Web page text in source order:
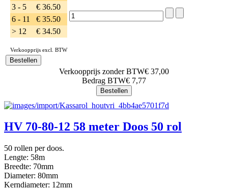
3 - 5
€ 36.50
6 - 11
€ 35.50
> 12
€ 34.50
Verkoopprijs excl. BTW
Verkoopprijs zonder BTW€ 37,00
Bedrag BTW€ 7,77
HV 70-80-12 58 meter Doos 50 rol
50 rollen per doos.
Lengte: 58m
Breedte: 70mm
Diameter: 80mm
Kerndiameter: 12mm